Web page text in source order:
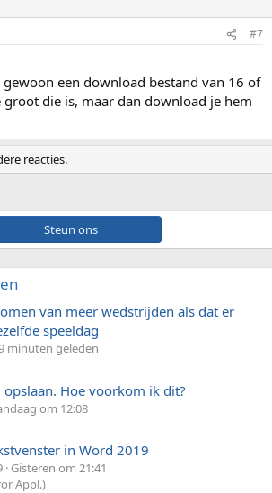
#7
een download bestand van 16 of
die is, maar dan download je hem
reacties.
ons
van meer wedstrijden als dat er
speeldag
minuten geleden
Hoe voorkom ik dit?
om 12:08
in Word 2019
Gisteren om 21:41
Appl.)